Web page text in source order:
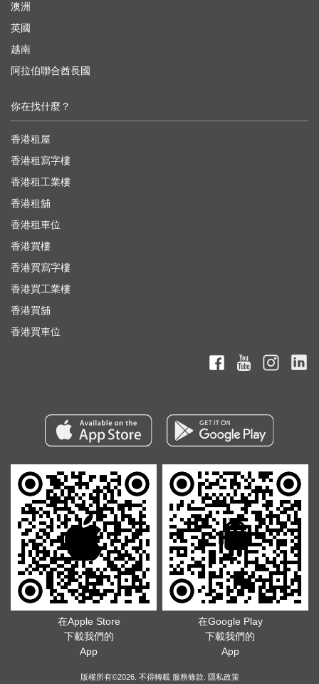
澳洲
英國
越南
阿拉伯聯合酋長國
你在找什麼？
香港租屋
香港租寫字樓
香港租工業樓
香港租舖
香港租車位
香港買樓
香港買寫字樓
香港買工業樓
香港買舖
香港買車位
在Apple Store
下載我們的
App
在Google Play
下載我們的
App
版權所有©2026. 不得轉載 服務條款 隱私政策